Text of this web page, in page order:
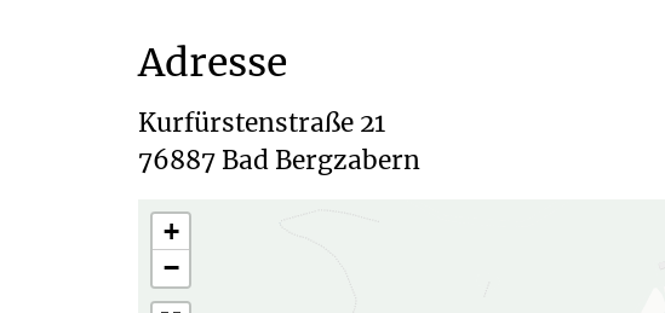
Adresse
Kurfürstenstraße 21
+
−